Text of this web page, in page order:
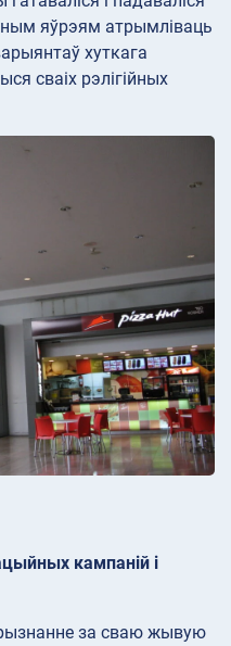
яўрэям атрымліваць
хуткага
сваіх рэлігійных
кампаній і
за сваю жывую